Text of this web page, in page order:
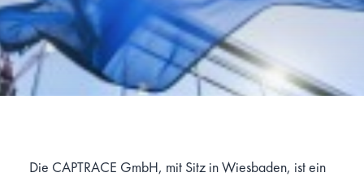
Die CAPTRACE GmbH, mit Sitz in Wiesbaden, ist ein